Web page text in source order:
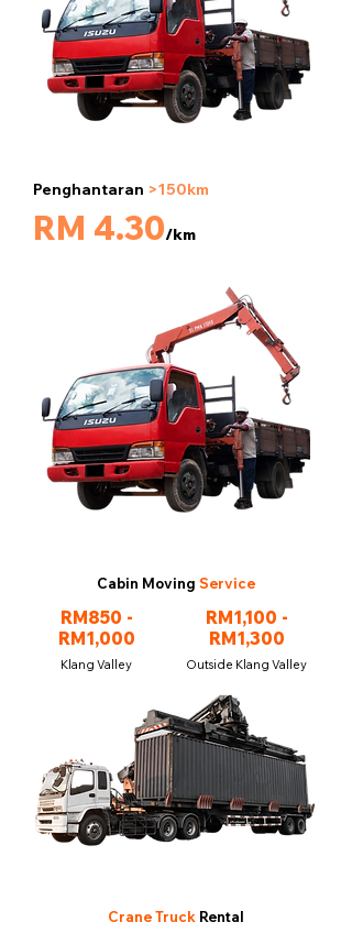
Penghantaran >150km
RM 4.30/km
Cabin Moving Service
RM850 -
RM1,000
Klang Valley
RM1,100 -
RM1,300
Outside Klang Valley
Crane Truck Rental